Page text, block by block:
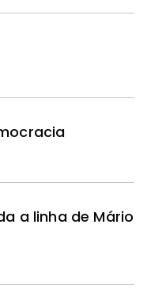
a linha de Mário